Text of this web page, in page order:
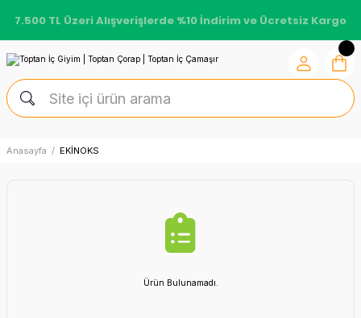
7.500 TL Üzeri Alışverişlerde %10 İndirim ve Ücretsiz Kargo
Anasayfa EKİNOKS
Ürün Bulunamadı.